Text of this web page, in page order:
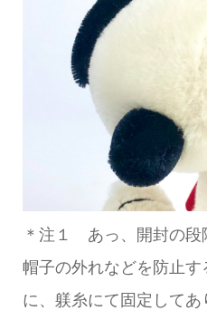
＊注１ あっ、開封の段
帽子の外れなどを防止
に、躾糸にて固定してあ